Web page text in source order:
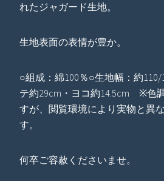
れたジャガード生地。
生地表面の表情が豊か。
○組成：綿100％○生地幅：約
テ約29cm・ヨコ約14.5cm ※色
すが、閲覧環境により実物と異
す。
何卒ご容赦くださいませ。